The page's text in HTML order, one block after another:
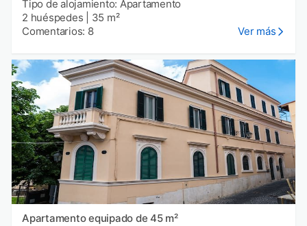
Tipo de alojamiento: Apartamento
2 huéspedes
35 m²
Comentarios: 8
Ver más
Apartamento equipado de 45 m²